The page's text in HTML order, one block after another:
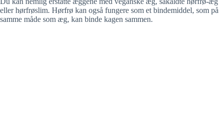
eller hørfrøslim. Hørfrø kan også fungere som et bindemiddel, som på
samme måde som æg, kan binde kagen sammen.